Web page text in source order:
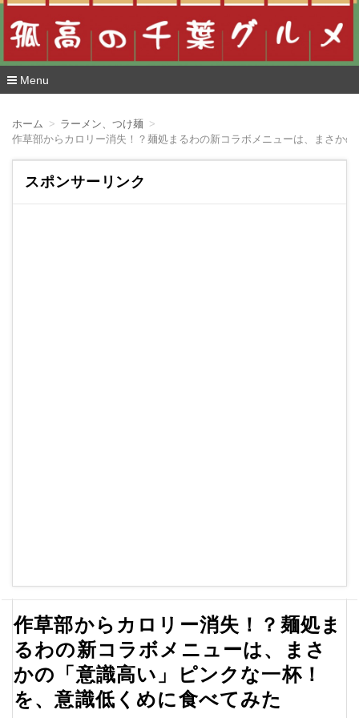
Menu
ホーム
ラーメン、つけ麺
作草部からカロリー消失！？麺処まるわの新コラボメニューは、まさか
スポンサーリンク
作草部からカロリー消失！？麺処ま
るわの新コラボメニューは、まさ
かの「意識高い」ピンクな一杯！
を、意識低くめに食べてみた